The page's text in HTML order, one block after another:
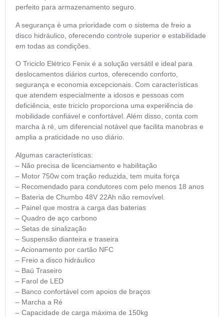
perfeito para armazenamento seguro.
A segurança é uma prioridade com o sistema de freio a
disco hidráulico, oferecendo controle superior e estabilidade
em todas as condições.
O Triciclo Elétrico Fenix é a solução versátil e ideal para
deslocamentos diários curtos, oferecendo conforto,
segurança e economia excepcionais. Com características
que atendem especialmente a idosos e pessoas com
deficiência, este triciclo proporciona uma experiência de
mobilidade confiável e confortável. Além disso, conta com
marcha à ré, um diferencial notável que facilita manobras e
amplia a praticidade no uso diário.
Algumas características:
– Não precisa de licenciamento e habilitação
– Motor 750w com tração reduzida, tem muita força
– Recomendado para condutores com pelo menos 18 anos
– Bateria de Chumbo 48V 22Ah não removível.
– Painel que mostra a carga das baterias
– Quadro de aço carbono
– Setas de sinalização
– Suspensão dianteira e traseira
– Acionamento por cartão NFC
– Freio a disco hidráulico
– Baú Traseiro
– Farol de LED
– Banco confortável com apoios de braços
– Marcha a Ré
– Capacidade de carga máxima de 150kg